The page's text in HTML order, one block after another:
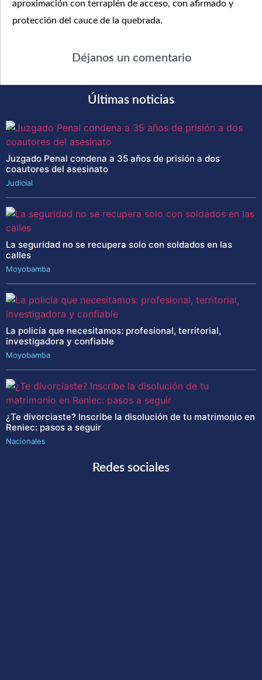
aproximación con terraplén de acceso, con afirmado y
protección del cauce de la quebrada.
Déjanos un comentario
Últimas noticias
Juzgado Penal condena a 35 años de prisión a dos
coautores del asesinato
Judicial
La seguridad no se recupera solo con soldados en las
calles
Moyobamba
La policía que necesitamos: profesional, territorial,
investigadora y confiable
Moyobamba
¿Te divorciaste? Inscribe la disolución de tu matrimonio en
Reniec: pasos a seguir
Nacionales
Redes sociales